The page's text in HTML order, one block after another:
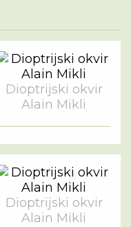
Dioptrijski okvir
Alain Mikli
Dioptrijski okvir
Alain Mikli